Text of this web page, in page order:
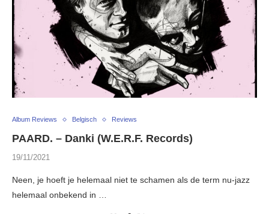
Album Reviews Belgisch Reviews
PAARD. – Danki (W.E.R.F. Records)
19/11/2021
Neen, je hoeft je helemaal niet te schamen als de term nu-jazz
helemaal onbekend in …